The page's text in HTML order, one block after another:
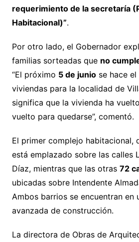
requerimiento de la secretaría
Habitacional)”.
Por otro lado, el Gobernador
familias sorteadas que no
“El próximo 5 de juniose hace el
viviendas para la localidad de
significa que la vivienda ha
vuelto para quedarse”, comentó.
El primer complejo habitacional,
está emplazado sobre las calles
Díaz, mientras que las otras 72
ubicadas sobre Intendente
Ambos barrios se encuentran en
avanzada de construcción.
La directora de Obras de